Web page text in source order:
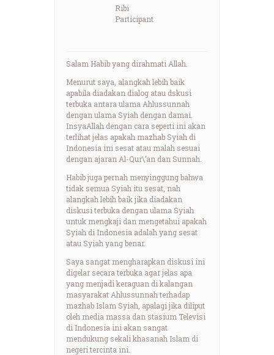
Ribi
Participant
Salam Habib yang dirahmati Allah.
Menurut saya, alangkah lebih baik
apabila diadakan dialog atau dskusi
terbuka antara ulama Ahlussunnah
dengan ulama Syiah dengan damai.
InsyaAllah dengan cara seperti ini akan
terlihat jelas apakah mazhab Syiah di
Indonesia ini sesat atau malah sesuai
dengan ajaran Al-Qur\’an dan Sunnah.
Habib juga pernah menyinggung bahwa
tidak semua Syiah itu sesat, nah
alangkah lebih baik jika diadakan
diskusi terbuka dengan ulama Syiah
untuk mengkaji dan mengetahui apakah
Syiah di Indonesia adalah yang sesat
atau Syiah yang benar.
Saya sangat mengharapkan diskusi ini
digelar secara terbuka agar jelas apa
yang menjadi keraguan di kalangan
masyarakat Ahlussunnah terhadap
mazhab Islam Syiah, apalagi jika diliput
oleh media massa dan stasium Televisi
di Indonesia ini akan sangat
mendukung sekali khasanah Islam di
negeri tercinta ini.